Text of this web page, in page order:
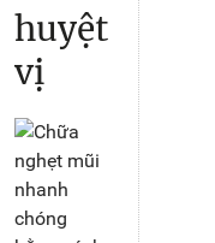
huyệt
vị